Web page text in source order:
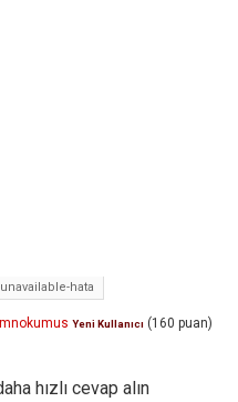
hata
mnokumus Yeni Kullanıcı (160 puan)
hızlı cevap alın